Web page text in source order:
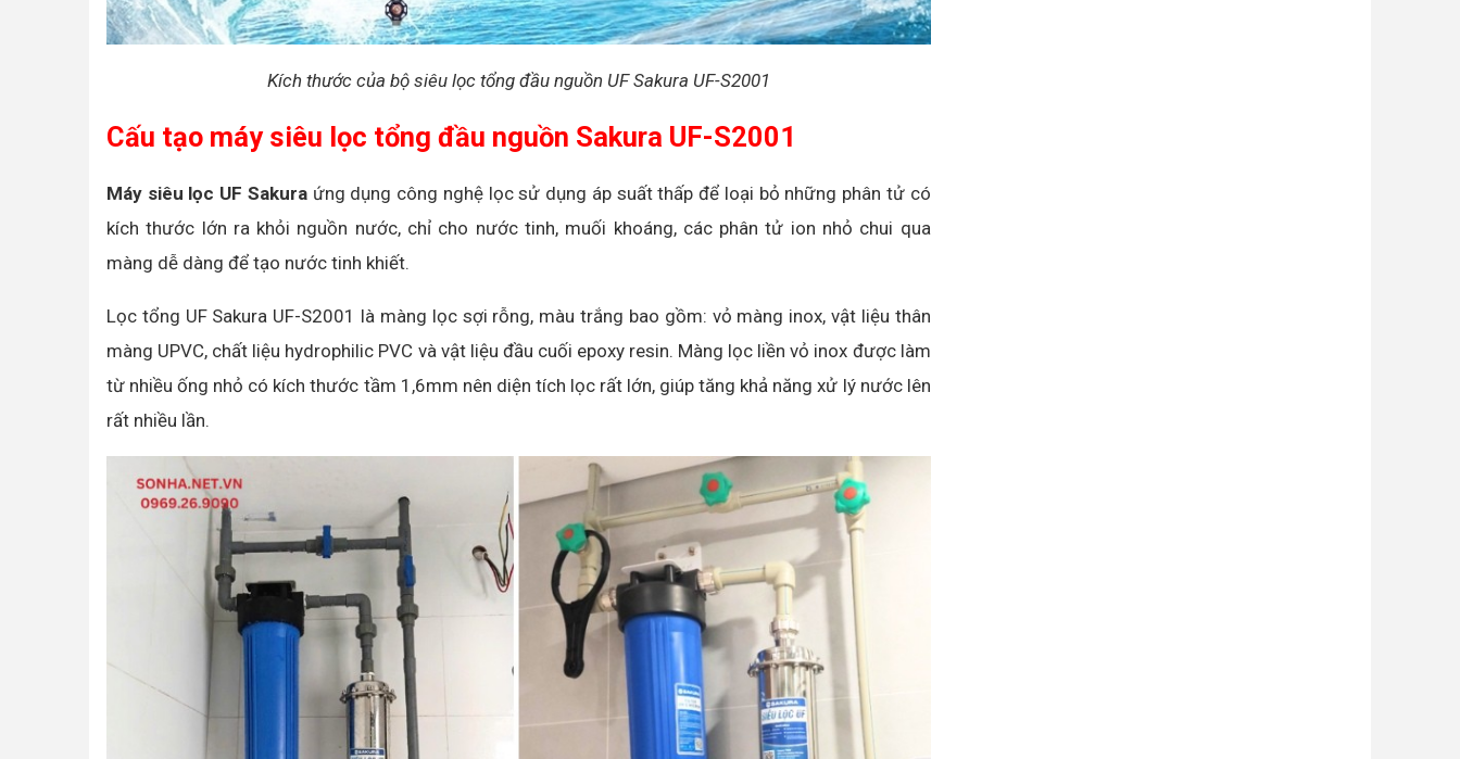
Kích thước của bộ siêu lọc tổng đầu nguồn UF Sakura UF-S2001
Cấu tạo máy siêu lọc tổng đầu nguồn Sakura UF-S2001
Máy siêu lọc UF Sakuraứng dụng công nghệ lọc sử dụng áp suất thấp để loại bỏ những phân tử có
kích thước lớn ra khỏi nguồn nước, chỉ cho nước tinh, muối khoáng, các phân tử ion nhỏ chui qua
màng dễ dàng để tạo nước tinh khiết.
Lọc tổng UF Sakura UF-S2001 là màng lọc sợi rỗng, màu trắng bao gồm: vỏ màng inox, vật liệu thân
màng UPVC, chất liệu hydrophilic PVC và vật liệu đầu cuối epoxy resin. Màng lọc liền vỏ inox được làm
từ nhiều ống nhỏ có kích thước tầm 1,6mm nên diện tích lọc rất lớn, giúp tăng khả năng xử lý nước lên
rất nhiều lần.